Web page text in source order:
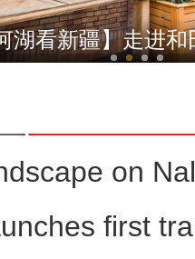
湖看新疆”走进吐
湖看新疆】走进和
on
first